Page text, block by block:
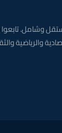
وشامل. تابعوا
والرياضية